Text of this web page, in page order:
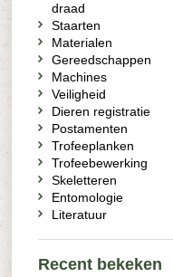
draad
Staarten
Materialen
Gereedschappen
Machines
Veiligheid
Dieren registratie
Postamenten
Trofeeplanken
Trofeebewerking
Skeletteren
Entomologie
Literatuur
Recent bekeken